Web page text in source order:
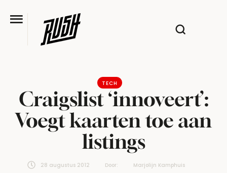
TECH
Craigslist ‘innoveert’:
Voegt kaarten toe aan
listings
28 augustus 2012 Door:
Marjolijn Kamphuis